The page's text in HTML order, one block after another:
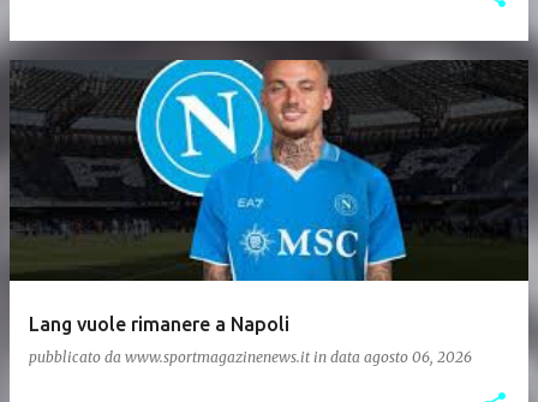
Lang vuole rimanere a Napoli
pubblicato da www.sportmagazinenews.it in data agosto 06, 2026